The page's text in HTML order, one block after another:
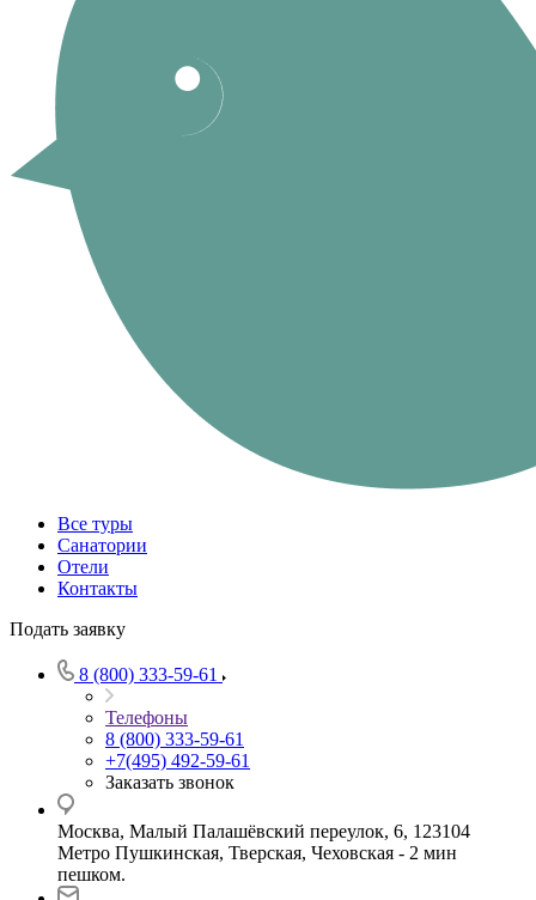
Все туры
Санатории
Отели
Контакты
Подать заявку
8 (800) 333-59-61
Телефоны
8 (800) 333-59-61
+7(495) 492-59-61
Заказать звонок
Москва, Малый Палашёвский переулок, 6, 123104
Метро Пушкинская, Тверская, Чеховская - 2 мин
пешком.